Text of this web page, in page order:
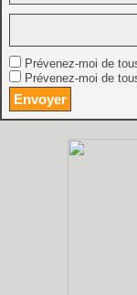
Prévenez-moi de
Prévenez-moi de